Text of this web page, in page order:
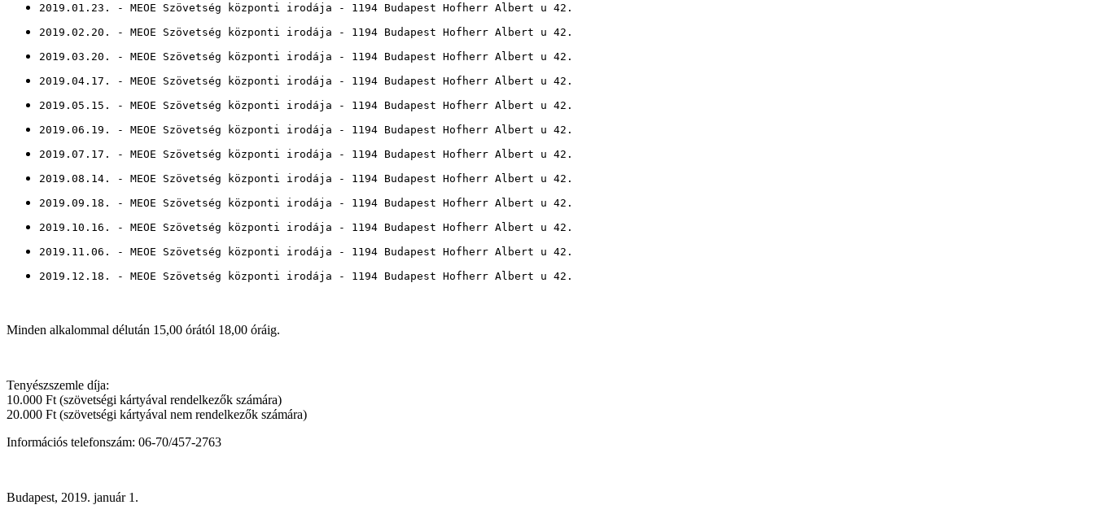
2019.01.23. - MEOE Szövetség központi irodája - 1194 Budapest Hofherr Albert u 42.
2019.02.20. - MEOE Szövetség központi irodája - 1194 Budapest Hofherr Albert u 42.
2019.03.20. - MEOE Szövetség központi irodája - 1194 Budapest Hofherr Albert u 42.
2019.04.17. - MEOE Szövetség központi irodája - 1194 Budapest Hofherr Albert u 42.
2019.05.15. - MEOE Szövetség központi irodája - 1194 Budapest Hofherr Albert u 42.
2019.06.19. - MEOE Szövetség központi irodája - 1194 Budapest Hofherr Albert u 42.
2019.07.17. - MEOE Szövetség központi irodája - 1194 Budapest Hofherr Albert u 42.
2019.08.14. - MEOE Szövetség központi irodája - 1194 Budapest Hofherr Albert u 42.
2019.09.18. - MEOE Szövetség központi irodája - 1194 Budapest Hofherr Albert u 42.
2019.10.16. - MEOE Szövetség központi irodája - 1194 Budapest Hofherr Albert u 42.
2019.11.06. - MEOE Szövetség központi irodája - 1194 Budapest Hofherr Albert u 42.
2019.12.18. - MEOE Szövetség központi irodája - 1194 Budapest Hofherr Albert u 42.
Minden alkalommal délután 15,00 órától 18,00 óráig.
Tenyészszemle díja:
10.000 Ft (szövetségi kártyával rendelkezők számára)
20.000 Ft (szövetségi kártyával nem rendelkezők számára)
Információs telefonszám: 06-70/457-2763
Budapest, 2019. január 1.